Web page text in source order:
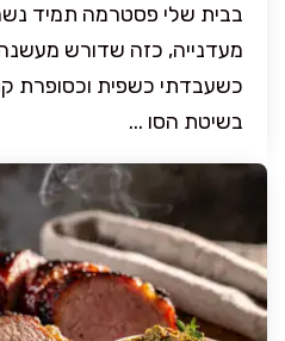
בבית שלי פסטרמה תמיד
מעדנייה, כזה שדורש
כשעבדתי כשפית וכסופרת
בשיטת הסו ...